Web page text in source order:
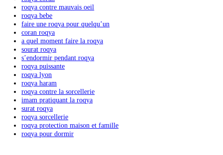
Articles récents
comment faire une roqya seule
comment faire une roqya seul
cʼest quoi une roqya
sourate roqya
roqya soi meme
roqya puissante maison
roqya ile de france
roqya djinn
roqya coran
roqya contre mauvais oeil
roqya bebe
faire une roqya pour quelquʼun
coran roqya